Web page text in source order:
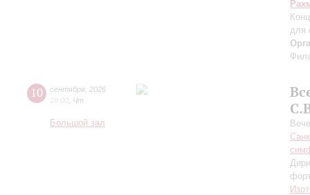
для
10 сентября 2026
19:00 Чт
Большой зал